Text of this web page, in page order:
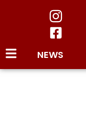
NEWS